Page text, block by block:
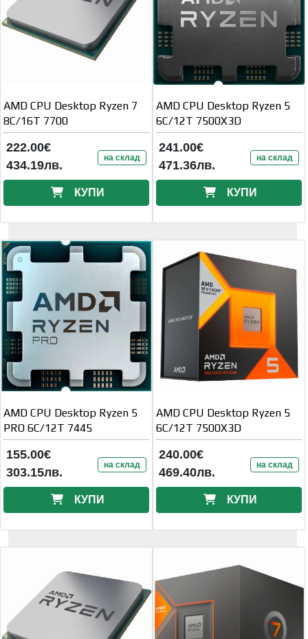
AMD CPU Desktop Ryzen 7
8C/16T 7700
222.00€
434.19лв.
на склад
КУПИ
AMD CPU Desktop Ryzen 5
6C/12T 7500X3D
241.00€
471.36лв.
на склад
КУПИ
AMD CPU Desktop Ryzen 5
PRO 6C/12T 7445
155.00€
303.15лв.
на склад
КУПИ
AMD CPU Desktop Ryzen 5
6C/12T 7500X3D
240.00€
469.40лв.
на склад
КУПИ